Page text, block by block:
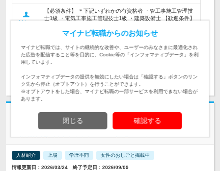
【必須条件】 ＊下記いずれかの有資格者 ・管工事施工管理技
士1級 ・電気工事施工管理技士1級 ・建築設備士 【歓迎条件】
設、倉庫…
求人管理No. 17437
求人詳細を見る
社名非公開
【九州】建築施工管理職（各種施設）／コンプライアンス遵守
人材紹介 上場 学歴不問 女性のおしごと掲載中
情報更新日：2026/03/24 終了予定日：2026/09/09
マイナビ転職からのお知らせ
マイナビ転職では、サイトの継続的な改善や、ユーザーのみなさまに最適化され
た広告を配信すること等を目的に、Cookie等の「インフォマティブデータ」を利
用しています。
インフォマティブデータの提供を無効にしたい場合は「確認する」ボタンのリン
ク先から停止（オプトアウト）を行うことができます。
※オプトアウトをした場合、マイナビ転職の一部サービスを利用できない場合が
あります。
閉じる 確認する